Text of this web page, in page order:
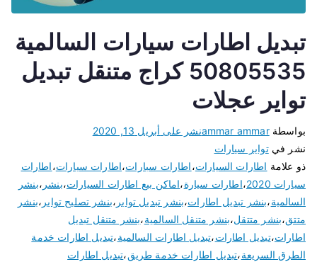
تبديل اطارات سيارات السالمية
50805535 كراج متنقل تبديل
تواير عجلات
بواسطةammar ammarنشر على أبريل 13, 2020
نشر فيتواير سيارات
ذو علامة اطارات السيارات،اطارات سبارات،اطارات سيارات،اطارات
سيارات 2020
،اطارات سيارة،اماكن بيع اطارات السيارات،بنشر ،بنشر
السالمية،بنشر تبديل اطارات،بنشر تبديل تواير ،بنشر تصليح تواير ،بنشر
متتق،بنشر متتقل،بنشر متنقل السالمية،بنشر متنقل تبديل
اطارات،تبديل اطارات،تبديل اطارات السالمية،تبديل اطارات خدمة
الطرق السريعة،تبديل اطارات خدمة طريق،تبديل اطارات